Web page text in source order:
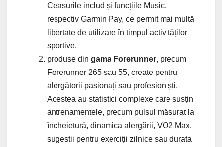
Ceasurile includ și funcțiile Music,
respectiv Garmin Pay, ce permit mai multă
libertate de utilizare în timpul activităților
sportive.
produse din gama Forerunner, precum
Forerunner 265 sau 55, create pentru
alergătorii pasionați sau profesioniști.
Acestea au statistici complexe care susțin
antrenamentele, precum pulsul măsurat la
încheietură, dinamica alergării, VO2 Max,
sugestii pentru exerciții zilnice sau durata